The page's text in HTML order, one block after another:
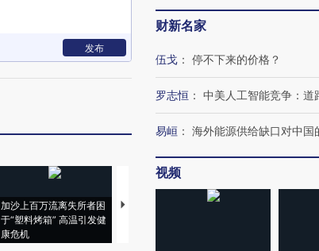
发布
加沙上百万流离失所者困
于“塑料烤箱” 高温引发健
康危机
视线｜HYROX的吸金
马航飞行员跨国
财新名家
伍戈 ： 停不下来的价格？
罗志恒 ： 中美人工智能竞争：道
易峘 ： 海外能源供给缺口对中国
视频